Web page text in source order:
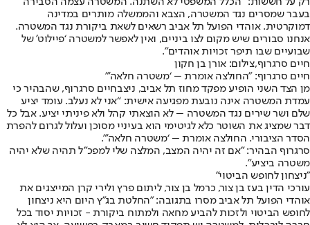
בעבר שמסרים נגד המשטרה, הצבא והממשלה מותרים במדינה
דמוקרטית. אוהדי הפועל תל אביב רשאים לשאת ביקורת נגד המשטרה.
אנחנו סבורים שיש מקום לצו ביניים, ואין לאפשר למשטרה ‘פיילוט’ של
שבועיים שבו תיפר זכויות אוהדים”.
חיים סרגרוף,צילום: אורן בן חקון
חיים סרגרוף: "החולצה אומרת – ‘משטרה חלאה’”
מן הצד השני הופיע מפקד מחוז תל אביב, ניצבחיים סרגרוף, שהבהיר כי
עמדת המשטרה אינה נובעת מפגיעה אישית: “אני לא נעלב. עומד יציע
שלם ושר שירים נגד המשטרה – לא הוצאתי קהל ולא פיניתי יציע. אבל כל
דבר שמציג את השוטר כלא לגיטימי הוא בעיניי מסוכן ועלול לגרום להפרת
הסדר הציבורי. החולצה אומרת – ‘משטרה חלאה’”.
סרגרוף הבהיר: "אם זה יהיה המצב, המלצה שלי למפכ"ל תהיה שלא יהיה
משטרה ביציע".
"ניצחון לחופש הביטוי"
עורכי הדין בעז בן צור, כרמל בן צור, ליתום פרץ ולירי קרן המייצגים את
אוהדי הפועל תל אביב מסרו בתגובה: ״החלטת בג״ץ היום היא ניצחון
לחופש הביטוי ולזכות להביע מחאה ולמתוח ביקורת - זכויות יסוד בכל